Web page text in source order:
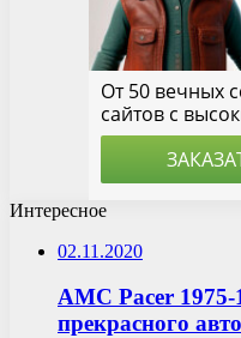
Интересное
02.11.2020
AMC Pacer 1975-
прекрасного